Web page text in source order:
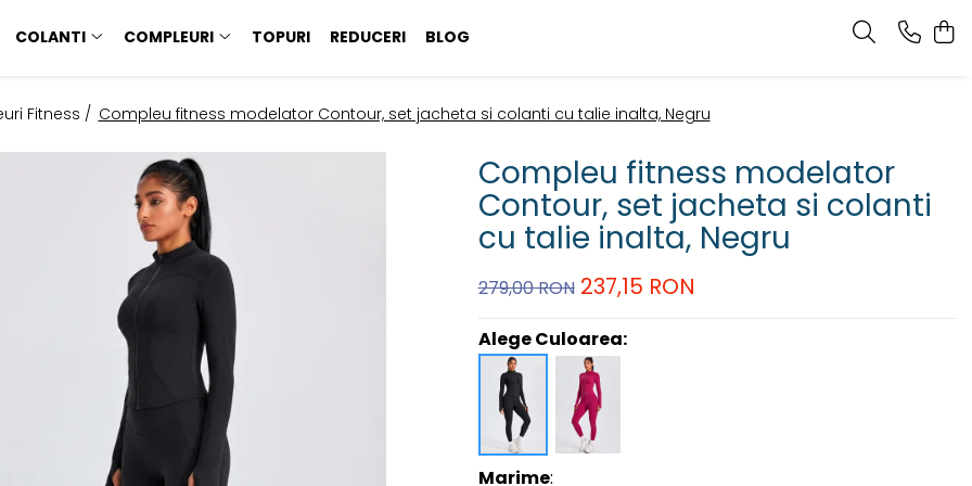
COLANTI COMPLEURI TOPURI REDUCERI BLOG
Fitness / Compleu fitness modelator Contour, set jacheta si colanti cu talie inalta, Negru
Compleu fitness modelator
Contour, set jacheta si colanti
cu talie inalta, Negru
279,00 RON 237,15 RON
Alege Culoarea:
Marime: